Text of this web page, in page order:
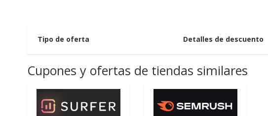
Tipo de oferta Detalles de descuento
Cupones y ofertas de tiendas similares